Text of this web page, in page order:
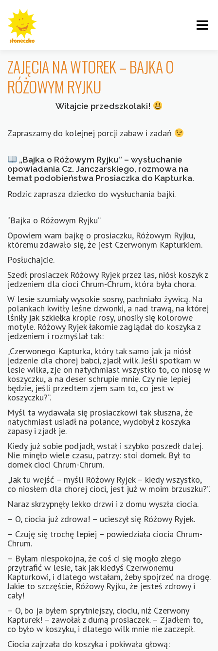
treści
Menu
INFORMACJE ROGALINEK CYBISA
KRZYWOUSTEGO AKTUALNOŚCI GALERIE
KONTAKT
ZAJĘCIA NA WTOREK – BAJKA O
RÓŻOWYM RYJKU
Witajcie przedszkolaki!
Zapraszamy do kolejnej porcji zabaw i zadań
„Bajka o Różowym Ryjku” – wysłuchanie
opowiadania Cz. Janczarskiego, rozmowa na
temat podobieństwa Prosiaczka do Kapturka.
Rodzic zaprasza dziecko do wysłuchania bajki.
“Bajka o Różowym Ryjku”
Opowiem wam bajkę o prosiaczku, Różowym Ryjku,
któremu zdawało się, że jest Czerwonym Kapturkiem.
Posłuchajcie.
Szedł prosiaczek Różowy Ryjek przez las, niósł koszyk z
jedzeniem dla cioci Chrum-Chrum, która była chora.
W lesie szumiały wysokie sosny, pachniało żywicą. Na
polankach kwitły leśne dzwonki, a nad trawą, na której
lśniły jak szkiełka krople rosy, unosiły się kolorowe
motyle. Różowy Ryjek łakomie zaglądał do koszyka z
jedzeniem i rozmyślał tak:
„Czerwonego Kapturka, który tak samo jak ja niósł
jedzenie dla chorej babci, zjadł wilk. Jeśli spotkam w
lesie wilka, zje on natychmiast wszystko to, co niosę w
koszyczku, a na deser schrupie mnie. Czy nie lepiej
będzie, jeśli przedtem zjem sam to, co jest w
koszyczku?”.
Myśl ta wydawała się prosiaczkowi tak słuszna, że
natychmiast usiadł na polance, wydobył z koszyka
zapasy i zjadł je.
Kiedy już sobie podjadł, wstał i szybko poszedł dalej.
Nie minęło wiele czasu, patrzy: stoi domek. Był to
domek cioci Chrum-Chrum.
„Jak tu wejść – myśli Różowy Ryjek – kiedy wszystko,
co niosłem dla chorej cioci, jest już w moim brzuszku?”.
Naraz skrzypnęły lekko drzwi i z domu wyszła ciocia.
– O, ciocia już zdrowa! – ucieszył się Różowy Ryjek.
– Czuję się trochę lepiej – powiedziała ciocia Chrum-
Chrum.
– Byłam niespokojna, że coś ci się mogło złego
przytrafić w lesie, tak jak kiedyś Czerwonemu
Kapturkowi, i dlatego wstałam, żeby spojrzeć na drogę.
Jakie to szczęście, Różowy Ryjku, że jesteś zdrowy i
cały!
– O, bo ja byłem sprytniejszy, ciociu, niż Czerwony
Kapturek! – zawołał z dumą prosiaczek. – Zjadłem to,
co było w koszyku, i dlatego wilk mnie nie zaczepił.
Ciocia zajrzała do koszyka i pokiwała głową: